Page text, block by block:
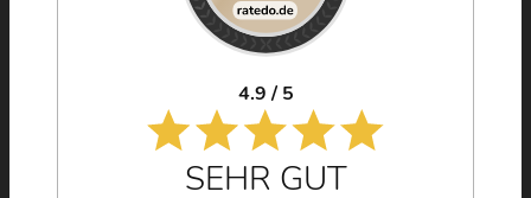
4.9 / 5
SEHR GUT